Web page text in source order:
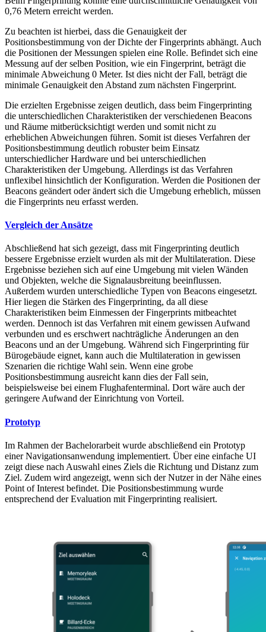
0,76 Metern erreicht werden.
Zu beachten ist hierbei, dass die Genauigkeit der
Positionsbestimmung von der Dichte der Fingerprints abhängt. Auch
die Positionen der Messungen spielen eine Rolle. Befindet sich eine
Messung auf der selben Position, wie ein Fingerprint, beträgt die
minimale Abweichung 0 Meter. Ist dies nicht der Fall, beträgt die
minimale Genauigkeit den Abstand zum nächsten Fingerprint.
Die erzielten Ergebnisse zeigen deutlich, dass beim Fingerprinting
die unterschiedlichen Charakteristiken der verschiedenen Beacons
und Räume mitberücksichtigt werden und somit nicht zu
erheblichen Abweichungen führen. Somit ist dieses Verfahren der
Positionsbestimmung deutlich robuster beim Einsatz
unterschiedlicher Hardware und bei unterschiedlichen
Charakteristiken der Umgebung. Allerdings ist das Verfahren
unflexibel hinsichtlich der Konfiguration. Werden die Positionen der
Beacons geändert oder ändert sich die Umgebung erheblich, müssen
die Fingerprints neu erfasst werden.
Vergleich der Ansätze
Abschließend hat sich gezeigt, dass mit Fingerprinting deutlich
bessere Ergebnisse erzielt wurden als mit der Multilateration. Diese
Ergebnisse beziehen sich auf eine Umgebung mit vielen Wänden
und Objekten, welche die Signalausbreitung beeinflussen.
Außerdem wurden unterschiedliche Typen von Beacons eingesetzt.
Hier liegen die Stärken des Fingerprinting, da all diese
Charakteristiken beim Einmessen der Fingerprints mitbeachtet
werden. Dennoch ist das Verfahren mit einem gewissen Aufwand
verbunden und es erschwert nachträgliche Änderungen an den
Beacons und an der Umgebung. Während sich Fingerprinting für
Bürogebäude eignet, kann auch die Multilateration in gewissen
Szenarien die richtige Wahl sein. Wenn eine grobe
Positionsbestimmung ausreicht kann dies der Fall sein,
beispielsweise bei einem Flughafenterminal. Dort wäre auch der
geringere Aufwand der Einrichtung von Vorteil.
Prototyp
Im Rahmen der Bachelorarbeit wurde abschließend ein Prototyp
einer Navigationsanwendung implementiert. Über eine einfache UI
zeigt diese nach Auswahl eines Ziels die Richtung und Distanz zum
Ziel. Zudem wird angezeigt, wenn sich der Nutzer in der Nähe eines
Point of Interest befindet. Die Positionsbestimmung wurde
entsprechend der Evaluation mit Fingerprinting realisiert.